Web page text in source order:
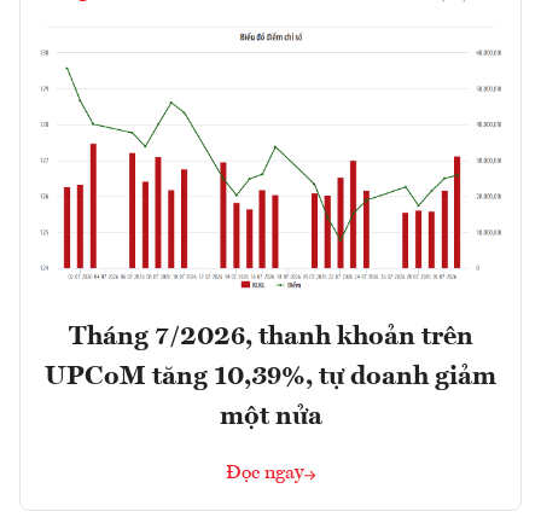
Tháng 7/2026, thanh khoản trên
UPCoM tăng 10,39%, tự doanh giảm
một nửa
Đọc ngay